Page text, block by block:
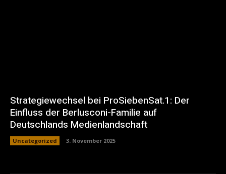
Strategiewechsel bei ProSiebenSat.1: Der
Einfluss der Berlusconi-Familie auf
Deutschlands Medienlandschaft
Uncategorized 3. November 2025